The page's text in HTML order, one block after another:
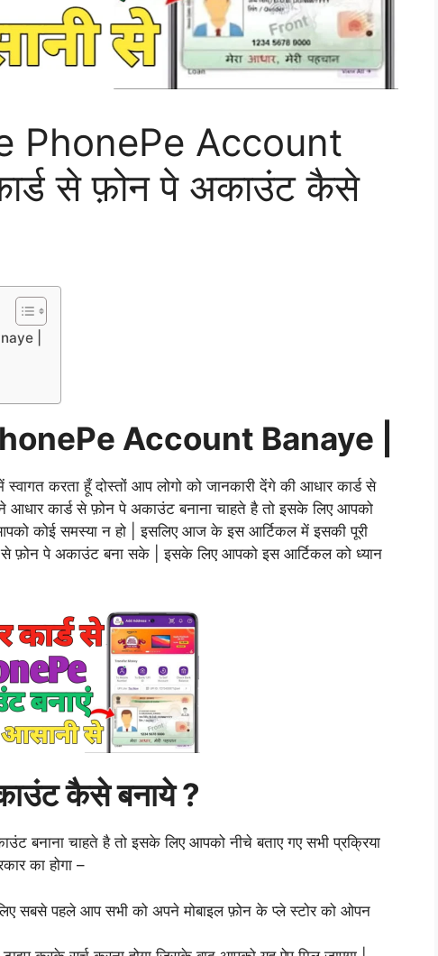
PhonePe Account
से फ़ोन पे अकाउंट कैसे
|
Account Banaye |
करता हूँ दोस्तों आप लोगो को जानकारी देंगे की आधार कार्ड से
कार्ड से फ़ोन पे अकाउंट बनाना चाहते है तो इसके लिए आपको
कोई समस्या न हो | इसलिए आज के इस आर्टिकल में इसकी पूरी
से फ़ोन पे अकाउंट बना सके | इसके लिए आपको इस आर्टिकल को ध्यान
कैसे बनाये ?
बनाना चाहते है तो इसके लिए आपको नीचे बताए गए सभी प्रक्रिया
का होगा –
सबसे पहले आप सभी को अपने मोबाइल फ़ोन के प्ले स्टोर को ओपन